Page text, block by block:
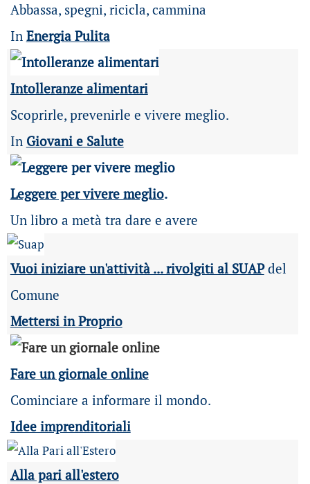
Abbassa, spegni, ricicla, cammina
In Energia Pulita
Intolleranze alimentari
Scoprirle, prevenirle e vivere meglio.
In Giovani e Salute
Leggere per vivere meglio.
Un libro a metà tra dare e avere
Vuoi iniziare un'attività ... rivolgiti al SUAPdel
Comune
Mettersi in Proprio
Fare un giornale online
Cominciare a informare il mondo.
Idee imprenditoriali
Alla pari all'estero